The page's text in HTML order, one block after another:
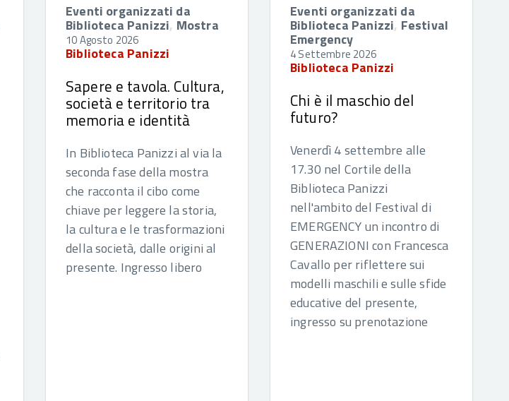
Eventi organizzati da
Biblioteca Panizzi, Mostra
10 Agosto 2026
Biblioteca Panizzi
Sapere e tavola. Cultura,
società e territorio tra
memoria e identità
In Biblioteca Panizzi al via la
seconda fase della mostra
che racconta il cibo come
chiave per leggere la storia,
la cultura e le trasformazioni
della società, dalle origini al
presente. Ingresso libero
Eventi organizzati da
Biblioteca Panizzi, Festival
Emergency
4 Settembre 2026
Biblioteca Panizzi
Chi è il maschio del
futuro?
Venerdì 4 settembre alle
17.30 nel Cortile della
Biblioteca Panizzi
nell'ambito del Festival di
EMERGENCY un incontro di
GENERAZIONI con Francesca
Cavallo per riflettere sui
modelli maschili e sulle sfide
educative del presente,
ingresso su prenotazione